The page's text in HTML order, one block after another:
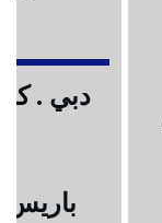
دبي .
باريس